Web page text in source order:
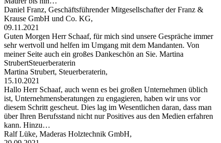
Daniel Franz, Geschäftsführender Mitgesellschafter der Franz &
Krause GmbH und Co. KG,
09.11.2021
Guten Morgen Herr Schaaf, für mich sind unsere Gespräche immer
sehr wertvoll und helfen im Umgang mit dem Mandanten. Von
meiner Seite auch ein großes Dankeschön an Sie. Martina
StrubertSteuerberaterin
Martina Strubert, Steuerberaterin,
15.10.2021
Hallo Herr Schaaf, auch wenn es bei großen Unternehmen üblich
ist, Unternehmensberatungen zu engagieren, haben wir uns vor
diesem Schritt gescheut. Dies lag im Wesentlichen daran, dass man
über Ihren Berufsstand nicht nur Positives aus den Medien erfahren
kann. Hinzu…
Ralf Lüke, Maderas Holztechnik GmbH,